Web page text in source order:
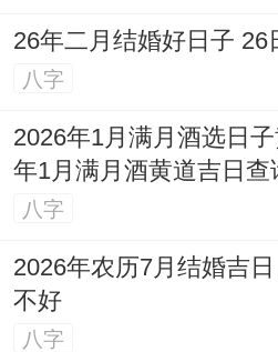
如前所述，传统上认为
理想时节，重要原因重要
气场因素：秋季气场转
为「衰败」的标记，大
故而会避开这个时期进
事。
农忙时节
26年二月结婚好日子 26
八字
2026年1月满月酒选日
年1月满月酒黄道吉日查
八字
2026年农历7月结婚吉
不好
八字